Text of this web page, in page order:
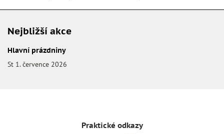
Nejbližší akce
Hlavní prázdniny
St 1. července 2026
Praktické odkazy